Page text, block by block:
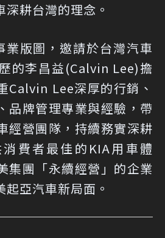
耕台灣的理念。
業版圖，邀請於台灣汽車
的李昌益(Calvin Lee)擔
Calvin Lee深厚的行銷、
品牌管理專業與經驗，帶
經營團隊，持續務實深耕
費者最佳的KIA用車體
集團「永續經營」的企業
亞汽車新局面。